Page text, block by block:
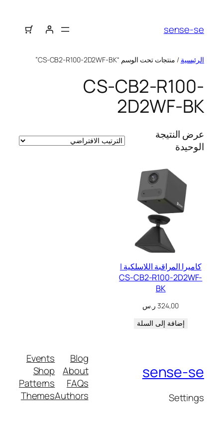
sense-se
الرئيسية / منتجات تحت الوسم “CS-CB2-R100-2D2WF-BK”
CS-CB2-R100-
2D2WF-BK
عرض النتيجة
الوحيدة
كاميرا المراقبة اللاسلكية |
CS-CB2-R100-2D2WF-
BK
324,00 ر.س
إضافة إلى السلة
sense-se
Settings
Blog
About
FAQs
Authors
Events
Shop
Patterns
Themes